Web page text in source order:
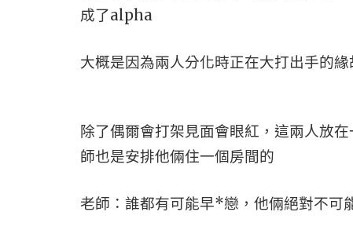
成了alpha
大概是因為兩人分化時正在大打出手的
除了偶爾會打架見面會眼紅，這兩人放
師也是安排他倆住一個房間的
老師：誰都有可能早*戀，他倆絕對不可